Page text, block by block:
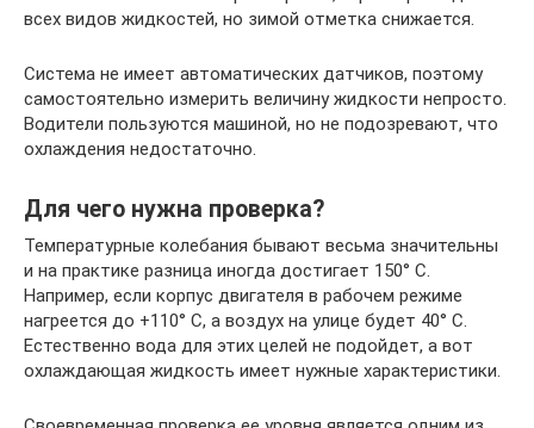
всех видов жидкостей, но зимой отметка снижается.
Система не имеет автоматических датчиков, поэтому
самостоятельно измерить величину жидкости непросто.
Водители пользуются машиной, но не подозревают, что
охлаждения недостаточно.
Для чего нужна проверка?
Температурные колебания бывают весьма значительны
и на практике разница иногда достигает 150° C.
Например, если корпус двигателя в рабочем режиме
нагреется до +110° C, а воздух на улице будет 40° C.
Естественно вода для этих целей не подойдет, а вот
охлаждающая жидкость имеет нужные характеристики.